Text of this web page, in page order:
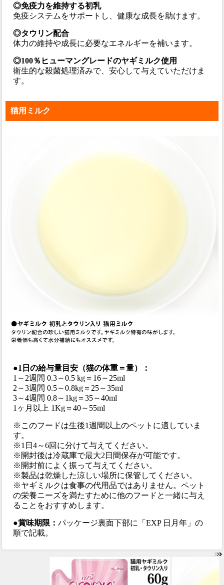
◎免疫力を維持する初乳
免疫システムをサポートし、健康な成長を助けます。
◎タウリン配合
体力の維持や成長に必要なエネルギーを補います。
◎100％ヒューマングレードのヤギミルク使用
衛生的な殺菌処理済みで、安心して与えていただけま
す。
猫用ミルク
●1日の給与量目安（猫の体重＝量）：
1～2週間 0.3～0.5 kg＝16～25ml
2～3週間 0.5～0.8kg＝25～35ml
3～4週間 0.8～1kg＝35～40ml
1ヶ月以上 1Kg＝40～55ml
※このフードは生後1週間以上のペットに適していま
す。
※1日4～6回に分けて与えてください。
※開封後は冷蔵庫で最大2日間保存が可能です。
※開封前によく振って与えてください。
※製品は乾燥した涼しい場所に保管してください。
※ヤギミルクは食事の代用品ではありません。ペット
の栄養ニーズを満たすために他のフードと一緒に与え
ることをおすすめします。
●賞味期限：パッケージ裏面下部に「EXP 日月年」の
順で記載。